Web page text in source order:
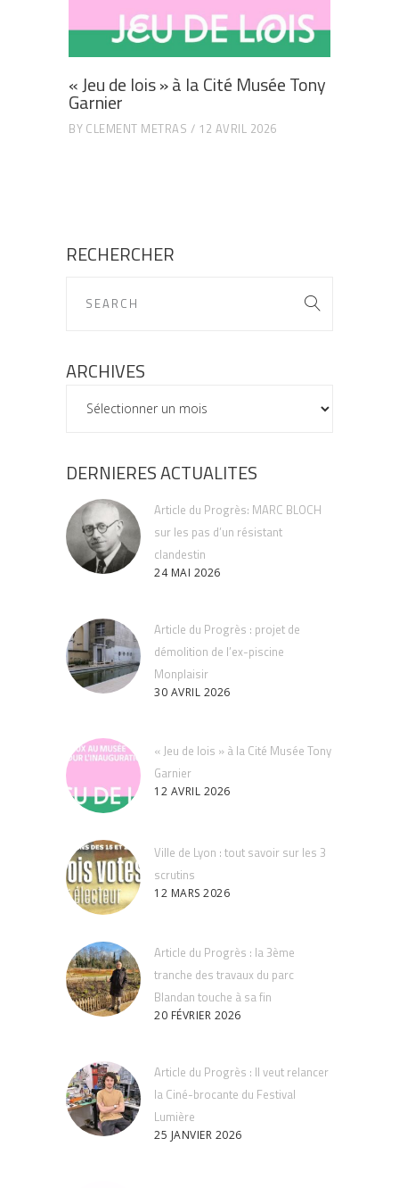
« Jeu de lois » à la Cité Musée Tony
Garnier
BY CLEMENT METRAS 12 AVRIL 2026
RECHERCHER
ARCHIVES
ARCHIVES
DERNIERES ACTUALITES
Article du Progrès: MARC BLOCH
sur les pas d’un résistant
clandestin
24 MAI 2026
Article du Progrès : projet de
démolition de l’ex-piscine
Monplaisir
30 AVRIL 2026
« Jeu de lois » à la Cité Musée Tony
Garnier
12 AVRIL 2026
Ville de Lyon : tout savoir sur les 3
scrutins
12 MARS 2026
Article du Progrès : la 3ème
tranche des travaux du parc
Blandan touche à sa fin
20 FÉVRIER 2026
Article du Progrès : Il veut relancer
la Ciné-brocante du Festival
Lumière
25 JANVIER 2026